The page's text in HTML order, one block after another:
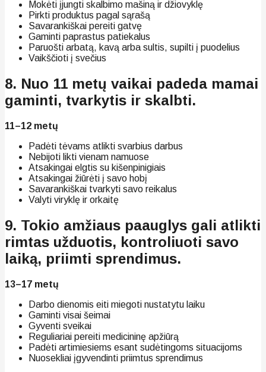
Mokėti įjungti skalbimo mašiną ir džiovyklę
Pirkti produktus pagal sąrašą
Savarankiškai pereiti gatvę
Gaminti paprastus patiekalus
Paruošti arbatą, kavą arba sultis, supilti į puodelius
Vaikščioti į svečius
8. Nuo 11 metų vaikai padeda mamai
gaminti, tvarkytis ir skalbti.
11–12 metų
Padėti tėvams atlikti svarbius darbus
Nebijoti likti vienam namuose
Atsakingai elgtis su kišenpinigiais
Atsakingai žiūrėti į savo hobį
Savarankiškai tvarkyti savo reikalus
Valyti viryklę ir orkaitę
9. Tokio amžiaus paauglys gali atlikti
rimtas užduotis, kontroliuoti savo
laiką, priimti sprendimus.
13–17 metų
Darbo dienomis eiti miegoti nustatytu laiku
Gaminti visai šeimai
Gyventi sveikai
Reguliariai pereiti medicininę apžiūrą
Padėti artimiesiems esant sudėtingoms situacijoms
Nuosekliai įgyvendinti priimtus sprendimus